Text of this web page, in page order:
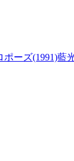
ーズ(1991)藍